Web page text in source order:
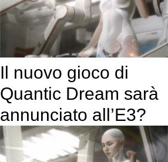
Il nuovo gioco di
Quantic Dream sarà
annunciato all’E3?